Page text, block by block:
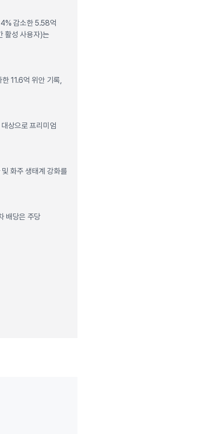
감소한 5.58억
활성 사용자)는
11.6억 위안 기록,
상으로 프리미엄
화주 생태계 강화를
배당은 주당